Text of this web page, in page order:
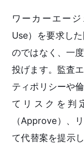
ワーカーエー
Use）を要求し
のではなく、一
投げます。監査
ティポリシーや
てリスクを判
（Approve）、
て代替案を提示